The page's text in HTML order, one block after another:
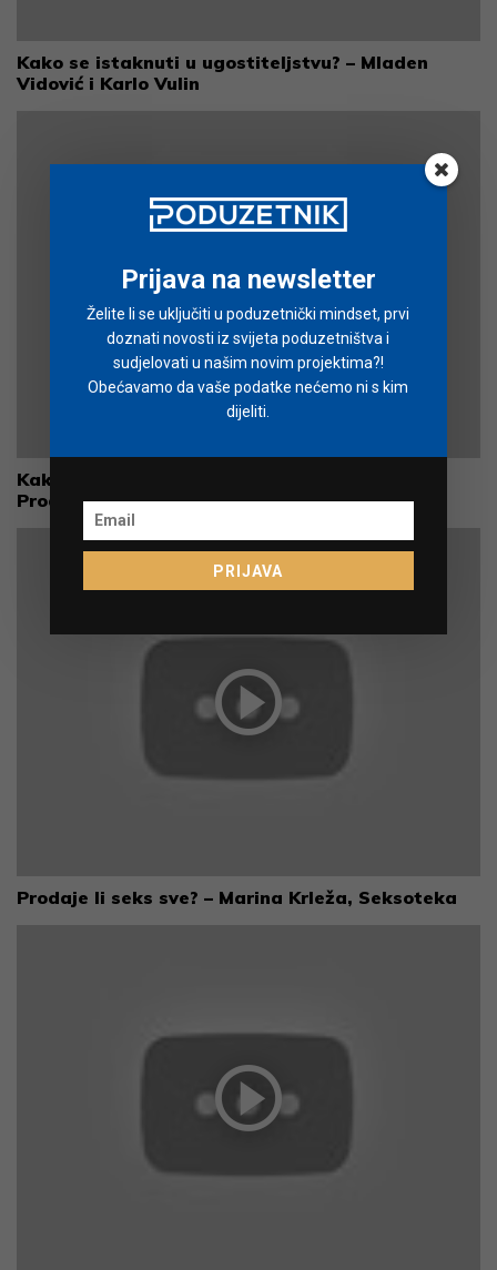
Kako se istaknuti u ugostiteljstvu? – Mladen
Vidović i Karlo Vulin
Kako stvoriti snažan (offline) community –
Prodajni mindset
Prodaje li seks sve? – Marina Krleža, Seksoteka
Prijava na newsletter
Želite li se uključiti u poduzetnički mindset, prvi
doznati novosti iz svijeta poduzetništva i
sudjelovati u našim novim projektima?!
Obećavamo da vaše podatke nećemo ni s kim
dijeliti.
PRIJAVA